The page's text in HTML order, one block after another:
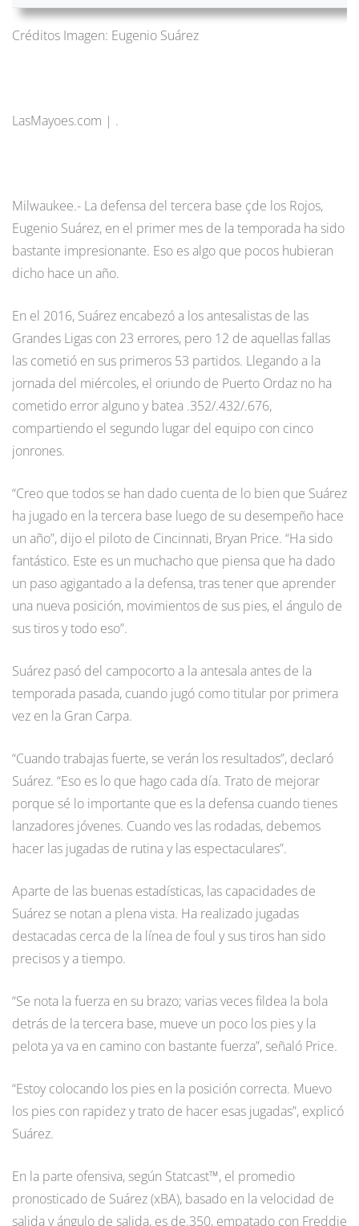
Créditos Imagen: Eugenio Suárez
LasMayoes.com | .
Milwaukee.- La defensa del tercera base çde los Rojos,
Eugenio Suárez, en el primer mes de la temporada ha sido
bastante impresionante. Eso es algo que pocos hubieran
dicho hace un año.
En el 2016, Suárez encabezó a los antesalistas de las
Grandes Ligas con 23 errores, pero 12 de aquellas fallas
las cometió en sus primeros 53 partidos. Llegando a la
jornada del miércoles, el oriundo de Puerto Ordaz no ha
cometido error alguno y batea .352/.432/.676,
compartiendo el segundo lugar del equipo con cinco
jonrones.
“Creo que todos se han dado cuenta de lo bien que Suárez
ha jugado en la tercera base luego de su desempeño hace
un año”, dijo el piloto de Cincinnati, Bryan Price. “Ha sido
fantástico. Este es un muchacho que piensa que ha dado
un paso agigantado a la defensa, tras tener que aprender
una nueva posición, movimientos de sus pies, el ángulo de
sus tiros y todo eso”.
Suárez pasó del campocorto a la antesala antes de la
temporada pasada, cuando jugó como titular por primera
vez en la Gran Carpa.
“Cuando trabajas fuerte, se verán los resultados”, declaró
Suárez. “Eso es lo que hago cada día. Trato de mejorar
porque sé lo importante que es la defensa cuando tienes
lanzadores jóvenes. Cuando ves las rodadas, debemos
hacer las jugadas de rutina y las espectaculares”.
Aparte de las buenas estadísticas, las capacidades de
Suárez se notan a plena vista. Ha realizado jugadas
destacadas cerca de la línea de foul y sus tiros han sido
precisos y a tiempo.
“Se nota la fuerza en su brazo; varias veces fildea la bola
detrás de la tercera base, mueve un poco los pies y la
pelota ya va en camino con bastante fuerza”, señaló Price.
“Estoy colocando los pies en la posición correcta. Muevo
los pies con rapidez y trato de hacer esas jugadas”, explicó
Suárez.
En la parte ofensiva, según Statcast™, el promedio
pronosticado de Suárez (xBA), basado en la velocidad de
salida y ángulo de salida, es de.350, empatado con Freddie